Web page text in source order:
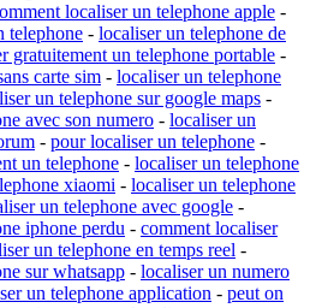
localiser un telephone apple -
telephone - localiser un telephone de
gratuitement un telephone portable -
carte sim - localiser un telephone
un telephone sur google maps -
avec son numero - localiser un
- pour localiser un telephone -
un telephone - localiser un telephone
xiaomi - localiser un telephone
un telephone avec google -
iphone perdu - comment localiser
un telephone en temps reel -
sur whatsapp - localiser un numero
un telephone application - peut on